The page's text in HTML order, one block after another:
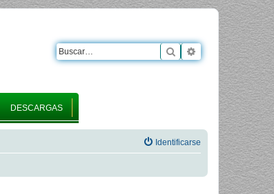
DESCARGAS
Buscar Búsqueda
Identificarse